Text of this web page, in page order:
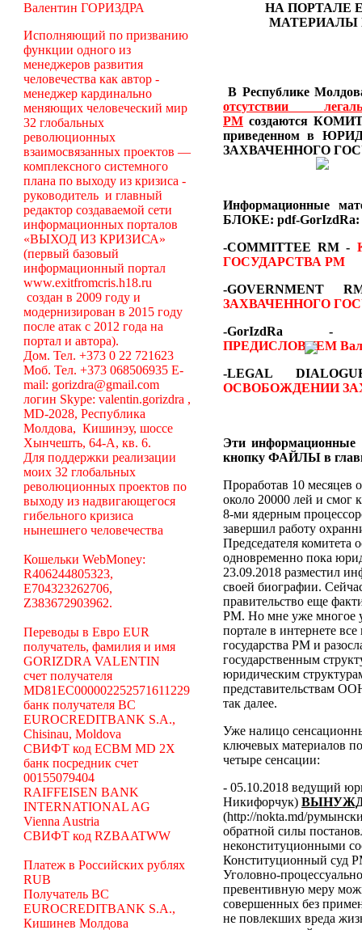
Валентин ГОРИЗДРА
Исполняющий по призванию
функции одного из
менеджеров развития
человечества как автор -
менеджер кардинально
меняющих человеческий мир
32 глобальных
революционных
взаимосвязанных проектов —
комплексного системного
плана по выходу из кризиса -
руководитель и главный
редактор создаваемой сети
информационных порталов
«ВЫХОД ИЗ КРИЗИСА»
(первый базовый
информационный портал
www.exitfromcris.h18.ru
создан в 2009 году и
модернизирован в 2015 году
после атак с 2012 года на
портал и автора).
Дом. Тел. +373 0 22 721623
Моб. Тел. +373 068506935 E-
mail: gorizdra@gmail.com
логин Skype: valentin.gorizdra ,
MD-2028, Республика
Молдова, Кишинэу, шоссе
Хынчешть, 64-А, кв. 6.
Для поддержки реализации
моих 32 глобальных
революционных проектов по
выходу из надвигающегося
гибельного кризиса
нынешнего человечества
Кошельки WebMoney:
R406244805323,
E704323262706,
Z383672903962.
Переводы в Евро EUR
получатель, фамилия и имя
GORIZDRA VALENTIN
счет получателя
MD81EC000002252571611229
банк получателя BC
EUROCREDITBANK S.A.,
Chisinau, Moldova
СВИФТ код ECBM MD 2X
банк посредник счет
00155079404
RAIFFEISEN BANK
INTERNATIONAL AG
Vienna Austria
СВИФТ код RZBAATWW
Платеж в Российских рублях
RUB
Получатель BC
EUROCREDITBANK S.A.,
Кишинев Молдова
НА ПОРТАЛЕ
МАТЕРИАЛЫ
В Республике
отсутствии
РМ создаются
приведенном в
ЗАХВАЧЕННОГО
Информационные
БЛОКЕ: pdf-GorIzdRa:
-COMMITTEE RM -
ГОСУДАРСТВА РМ
-
ЗАХВАЧЕННОГО
-
ПРЕДИСЛОВИЕМ
-LEGAL
ОСВОБОЖДЕНИИ
Эти информационные
кнопку ФАЙЛЫ в
Проработав 10 месяцев
около 20000 лей и смог
8-ми ядерным
завершил работу
Председателя комитета
одновременно пока
23.09.2018 разместил
своей биографии.
правительство еще
РМ. Но мне уже многое
портале в интернете
государства РМ и
государственным
юридическим
представительствам
так далее.
Уже налицо
ключевых материалов
четыре сенсации:
- 05.10.2018 ведущий
Никифорчук)
(http://nokta.md/
обратной силы
неконституционными
Конституционный суд
Уголовно-
превентивную меру
совершенных без
не повлекших вреда